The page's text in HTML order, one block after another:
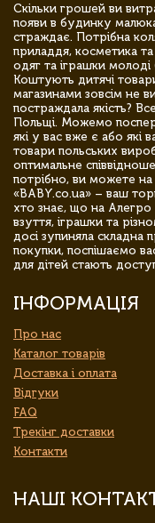
Скільки грошей ви
появи в будинку
страждає. Потрібна
приладдя, косметика
одяг та іграшки
Коштують дитячі
магазинами зовсім не
постраждала якість?
Польщі. Можемо
які у вас вже є або які
товари польських
оптимальне
потрібно, ви можете
«BABY.co.ua» – ваш
хто знає, що на
взуття, іграшки та
досі зупиняла складна
покупки, поспішаємо
для дітей стають
ІНФОРМАЦІЯ
Про нас
Каталог товарів
Доставка і оплата
Відгуки
FAQ
Трекінг доставки
Контакти
НАШІ